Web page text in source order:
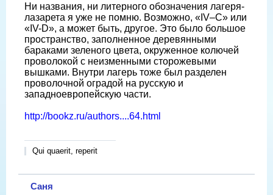
Ни названия, ни литерного обозначения лагеря-
лазарета я уже не помню. Возможно, «IV–C» или
«IV-D», а может быть, другое. Это было большое
пространство, заполненное деревянными
бараками зеленого цвета, окруженное колючей
проволокой с неизменными сторожевыми
вышками. Внутри лагерь тоже был разделен
проволочной оградой на русскую и
западноевропейскую части.
http://bookz.ru/authors....64.html
Qui quaerit, reperit
Саня